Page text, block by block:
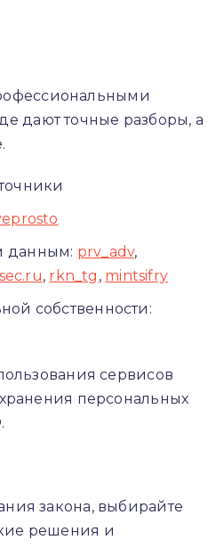
дают точные разборы, а
данным: prv_adv,
, rkn_tg , mintsifry
собственности:
сервисов
персональных
закона, выбирайте
решения и